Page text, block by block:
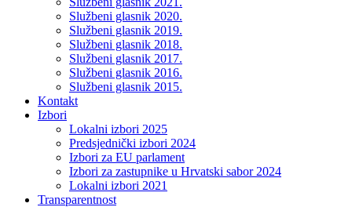
Službeni glasnik 2020.
Službeni glasnik 2019.
Službeni glasnik 2018.
Službeni glasnik 2017.
Službeni glasnik 2016.
Službeni glasnik 2015.
Kontakt
Izbori
Lokalni izbori 2025
Predsjednički izbori 2024
Izbori za EU parlament
Izbori za zastupnike u Hrvatski sabor 2024
Lokalni izbori 2021
Transparentnost